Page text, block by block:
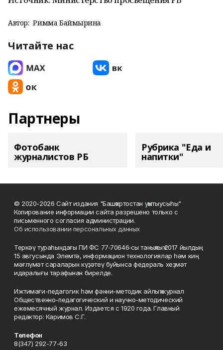
Автор: Римма Баймырҙина
Читайте нас
Партнеры
Фотобанк
журналистов РБ
Рубрика "Еда и
напитки"
© 2020-2026 Сайт издания "Башҡортостан уҡытыусыһы"
Копирование информации сайта разрешено только с
письменного согласия администрации.
Об использовании персональных данных
Теркәү тураһындағы ПИ ФС 77‑70646‑сы таныҡлыҡ 2017 йылдың
15 авгусында Элемтә, информацион технологиялар һәм киң
мәғлүмәт сараларын күҙәтеү буйынса федераль хеҙмәт
идаралығы тарафынан бирелде.
Ижтимағи-педагогик һәм фәнни-методик айлыҡ журнал
Общественно-педагогический и научно-методический
ежемесячный журнал. Издается с 1920 года. Главный
редактор: Каримов С.Г.
Телефон
8(347) 292-77-63